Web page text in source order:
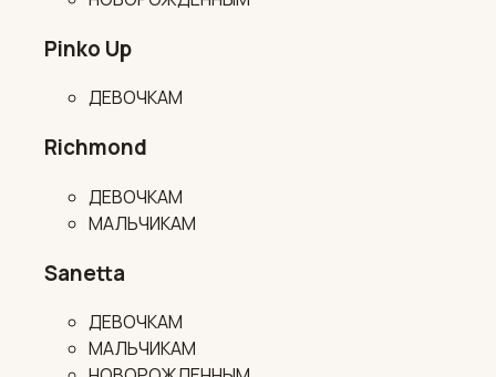
Pinko Up
ДЕВОЧКАМ
Richmond
ДЕВОЧКАМ
МАЛЬЧИКАМ
Sanetta
ДЕВОЧКАМ
МАЛЬЧИКАМ